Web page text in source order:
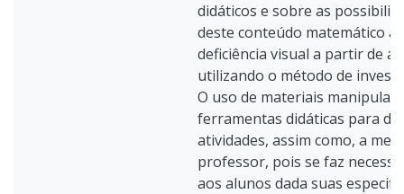
didáticos e sobre as
deste conteúdo matemático
deficiência visual a partir de
utilizando o método de
O uso de materiais
ferramentas didáticas para
atividades, assim como, a
professor, pois se faz
aos alunos dada suas